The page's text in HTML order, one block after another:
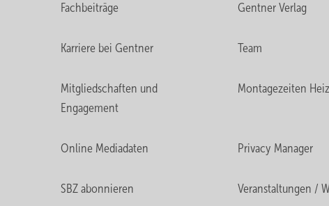
Fachbeiträge Gentner Verlag
Karriere bei Gentner Team
Mitgliedschaften und
Engagement
Montagezeiten
Online Mediadaten Privacy Manager
SBZ abonnieren Veranstaltungen /